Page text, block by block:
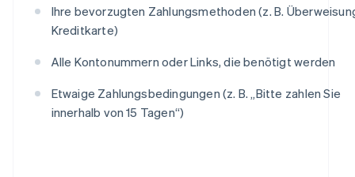
Ihre bevorzugten Zahlungsmethoden (z. B.
Kreditkarte)
Alle Kontonummern oder Links, die benötigt werden
Etwaige Zahlungsbedingungen (z. B. „Bitte zahlen Sie
innerhalb von 15 Tagen“)